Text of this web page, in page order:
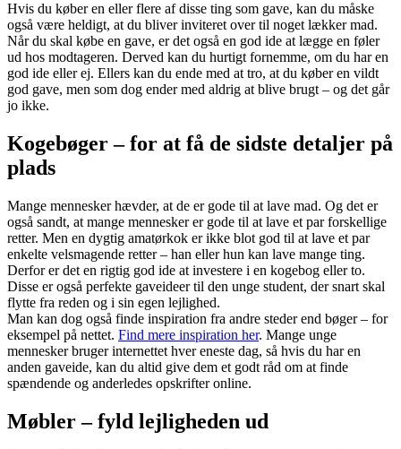
Hvis du køber en eller flere af disse ting som gave, kan du måske
også være heldigt, at du bliver inviteret over til noget lækker mad.
Når du skal købe en gave, er det også en god ide at lægge en føler
ud hos modtageren. Derved kan du hurtigt fornemme, om du har en
god ide eller ej. Ellers kan du ende med at tro, at du køber en vildt
god gave, men som dog ender med aldrig at blive brugt – og det går
jo ikke.
Kogebøger – for at få de sidste detaljer på
plads
Mange mennesker hævder, at de er gode til at lave mad. Og det er
også sandt, at mange mennesker er gode til at lave et par forskellige
retter. Men en dygtig amatørkok er ikke blot god til at lave et par
enkelte velsmagende retter – han eller hun kan lave mange ting.
Derfor er det en rigtig god ide at investere i en kogebog eller to.
Disse er også perfekte gaveideer til den unge student, der snart skal
flytte fra reden og i sin egen lejlighed.
Man kan dog også finde inspiration fra andre steder end bøger – for
eksempel på nettet. Find mere inspiration her. Mange unge
mennesker bruger internettet hver eneste dag, så hvis du har en
anden gaveide, kan du altid give dem et godt råd om at finde
spændende og anderledes opskrifter online.
Møbler – fyld lejligheden ud